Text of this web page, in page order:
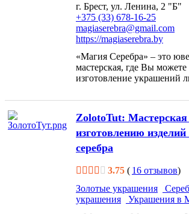
г. Брест, ул. Ленина, 2 "Б"
+375 (33) 678-16-25
magiaserebra@gmail.com
https://magiaserebra.by
«Магия Серебра» – это
мастерская, где Вы можете
изготовление украшений
ZolotoTut: Мастерская
изготовлению изделий
серебра
3.75 ( 16 отзывов)
Золотые украшения
украшения
Украшения в